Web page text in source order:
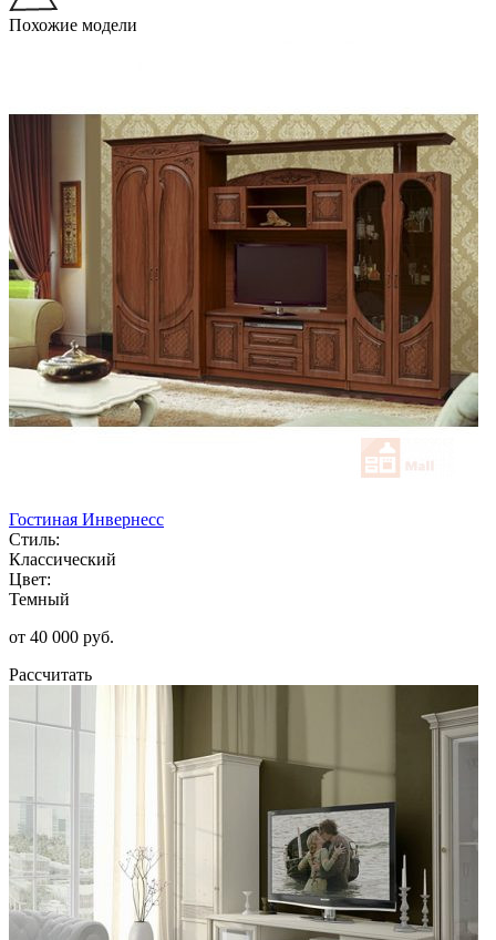
Похожие модели
Гостиная Инвернесс
Стиль:
Классический
Цвет:
Темный
от 40 000 руб.
Рассчитать